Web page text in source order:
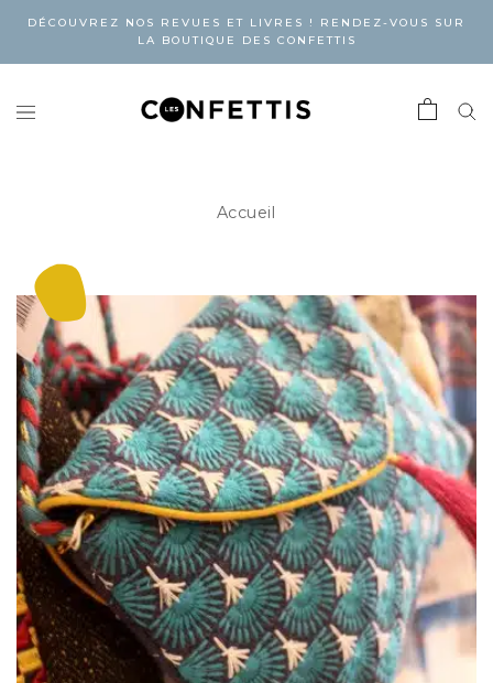
DÉCOUVREZ NOS REVUES ET LIVRES ! RENDEZ-VOUS SUR
LA BOUTIQUE DES CONFETTIS
Accueil